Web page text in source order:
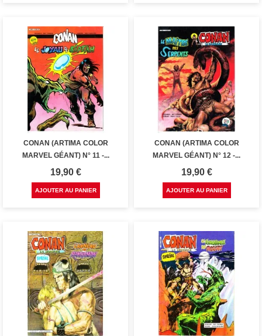
CONAN (ARTIMA COLOR
MARVEL GÉANT) N° 11 -...
Prix
19,90 €
AJOUTER AU PANIER
CONAN (ARTIMA COLOR
MARVEL GÉANT) N° 12 -...
Prix
19,90 €
AJOUTER AU PANIER